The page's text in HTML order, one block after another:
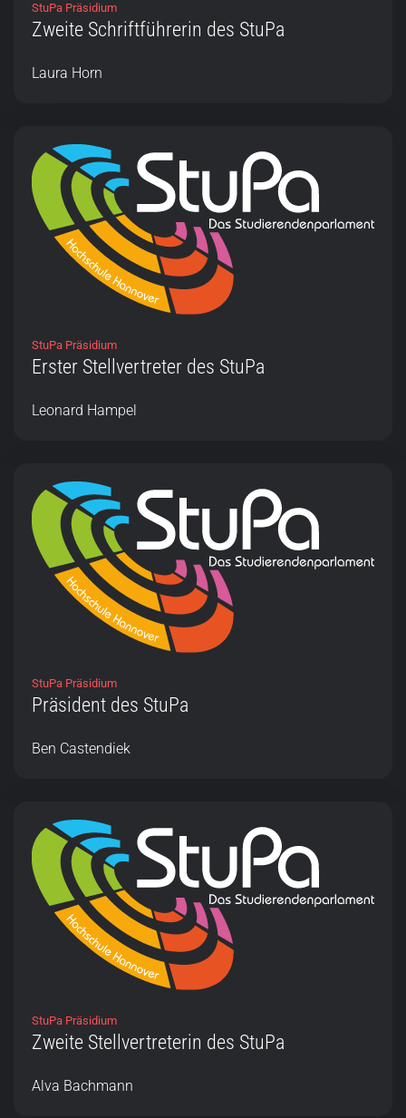
StuPa Präsidium
Zweite Schriftführerin des StuPa
Laura Horn
StuPa Präsidium
Erster Stellvertreter des StuPa
Leonard Hampel
StuPa Präsidium
Präsident des StuPa
Ben Castendiek
StuPa Präsidium
Zweite Stellvertreterin des StuPa
Alva Bachmann